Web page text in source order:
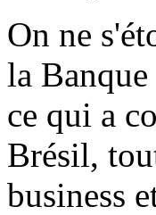
On ne
la
ce qui a
Brésil,
business